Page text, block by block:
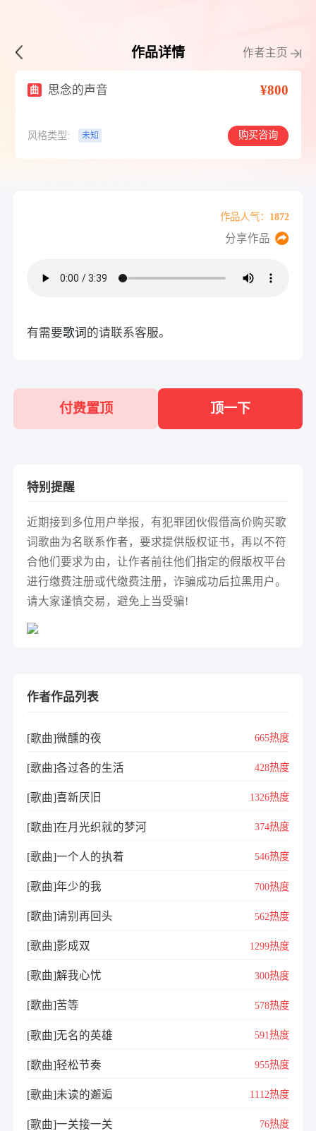
作品详情 作者主页
曲 思念的声音 ¥800
风格类型: 未知 购买咨询
作品人气：1872
分享作品
有需要歌词 的请联系客服。
付费置顶 顶一下
特别提醒
近期接到多位用户举报，有犯罪团伙假借高价购买歌
词歌曲为名联系作者，要求提供版权证书，再以不符
合他们要求为由，让作者前往他们指定的假版权平台
进行缴费注册或代缴费注册，诈骗成功后拉黑用户。
请大家谨慎交易，避免上当受骗!
作者作品列表
[歌曲]微醺的夜 665热度
[歌曲]各过各的生活 428热度
[歌曲]喜新厌旧 1326热度
[歌曲]在月光织就的梦河 374热度
[歌曲]一个人的执着 546热度
[歌曲]年少的我 700热度
[歌曲]请别再回头 562热度
[歌曲]影成双 1299热度
[歌曲]解我心忧 300热度
[歌曲]苦等 578热度
[歌曲]无名的英雄 591热度
[歌曲]轻松节奏 955热度
[歌曲]未读的邂逅 1112热度
[歌曲]一关接一关 76热度